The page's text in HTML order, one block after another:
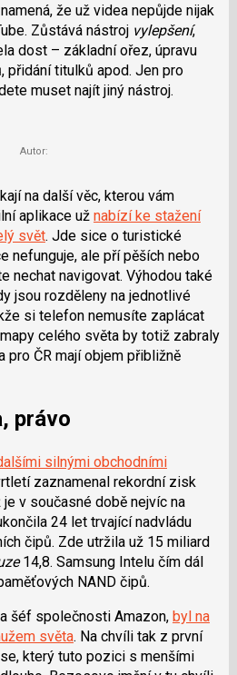
že už videa nepůjde nijak
Zůstává nástroj vylepšení,
dost – základní ořez, úpravu
přidání titulků apod. Jen pro
muset najít jiný nástroj.
Autor:
na další věc, kterou vám
aplikace už nabízí ke stažení
svět. Jde sice o turistické
nefunguje, ale pří pěších nebo
nechat navigovat. Výhodou také
jsou rozděleny na jednotlivé
si telefon nemusíte zaplácat
celého světa by totiž zabraly
pro ČR mají objem přibližně
právo
silnými obchodními
zaznamenal rekordní zisk
v současné době nejvíc na
24 let trvající nadvládu
čipů. Zde utržila už 15 miliard
14,8. Samsung Intelu čím dál
NAND čipů.
šéf společnosti Amazon, byl na
světa. Na chvíli tak z první
který tuto pozici s menšími